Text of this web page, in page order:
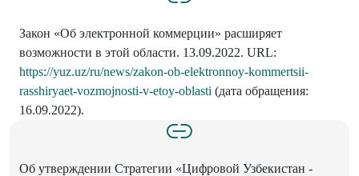
Закон «Об электронной коммерции» расширяет
возможности в этой области. 13.09.2022. URL:
https://yuz.uz/ru/news/zakon-ob-elektronnoy-kommertsii-
rasshiryaet-vozmojnosti-v-etoy-oblasti (дата обращения:
16.09.2022).
Об утверждении Стратегии «Цифровой Узбекистан -